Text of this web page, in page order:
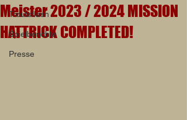
Troutsflash
Spielberichte
Presse
Meister 2023 / 2024 MISSION
HATTRICK COMPLETED!